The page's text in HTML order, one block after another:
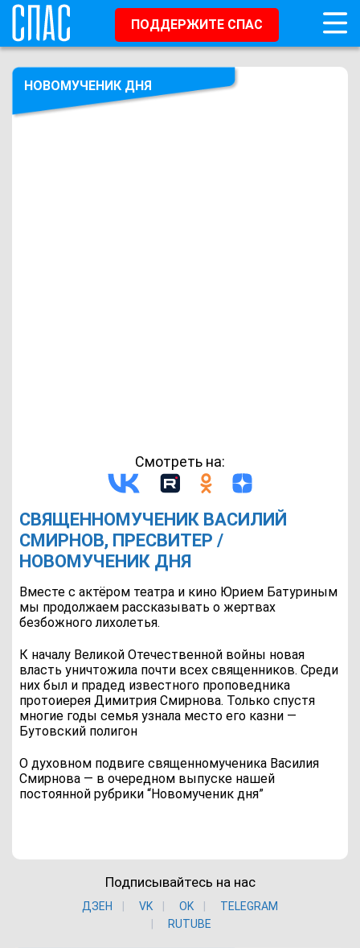
ПОДДЕРЖИТЕ СПАС
НОВОМУЧЕНИК ДНЯ
Смотреть на:
СВЯЩЕННОМУЧЕНИК ВАСИЛИЙ
СМИРНОВ, ПРЕСВИТЕР /
НОВОМУЧЕНИК ДНЯ
Вместе с актёром театра и кино Юрием Батуриным
мы продолжаем рассказывать о жертвах
безбожного лихолетья.
К началу Великой Отечественной войны новая
власть уничтожила почти всех священников. Среди
них был и прадед известного проповедника
протоиерея Димитрия Смирнова. Только спустя
многие годы семья узнала место его казни —
Бутовский полигон
О духовном подвиге священномученика Василия
Смирнова — в очередном выпуске нашей
постоянной рубрики “Новомученик дня”
Подписывайтесь на нас
ДЗЕН VK ОK
TELEGRAM
RUTUBE